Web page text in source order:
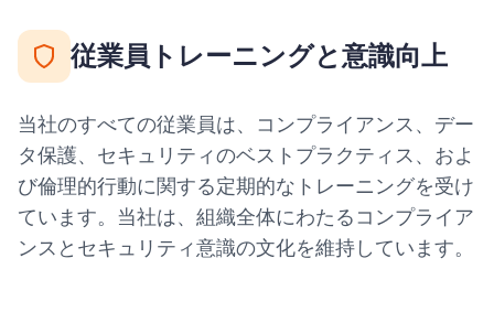
従業員トレーニングと意識向上
当社のすべての従業員は、コンプライアンス、デー
タ保護、セキュリティのベストプラクティス、およ
び倫理的行動に関する定期的なトレーニングを受け
ています。当社は、組織全体にわたるコンプライア
ンスとセキュリティ意識の文化を維持しています。